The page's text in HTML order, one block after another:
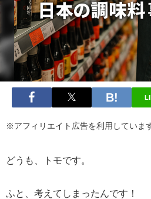
※アフィリエイト広告を利用していま
どうも、トモです。
ふと、考えてしまったんです！